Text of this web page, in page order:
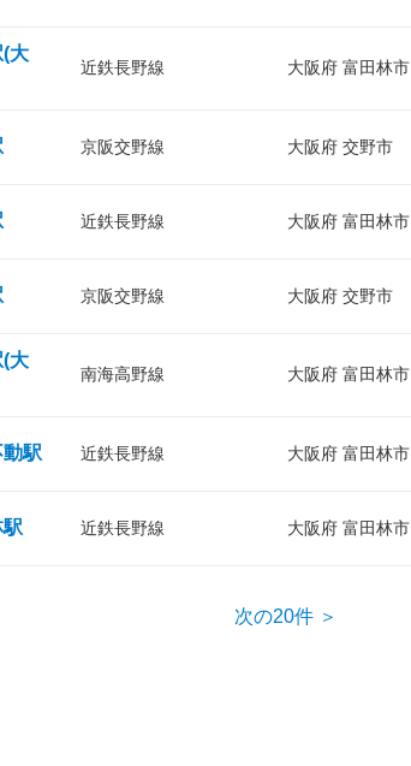
(大
近鉄長野線 大阪府 富田林市
京阪交野線 大阪府 交野市
近鉄長野線 大阪府 富田林市
京阪交野線 大阪府 交野市
大
南海高野線 大阪府 富田林市
駅 近鉄長野線 大阪府 富田林市
近鉄長野線 大阪府 富田林市
次の20件 ＞